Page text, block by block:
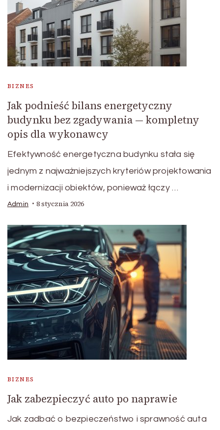
BIZNES
Jak podnieść bilans energetyczny
budynku bez zgadywania — kompletny
opis dla wykonawcy
Efektywność energetyczna budynku stała się
jednym z najważniejszych kryteriów projektowania
i modernizacji obiektów, ponieważ łączy …
Admin 8 stycznia 2026
BIZNES
Jak zabezpieczyć auto po naprawie
Jak zadbać o bezpieczeństwo i sprawność auta